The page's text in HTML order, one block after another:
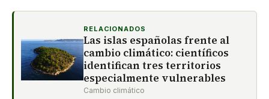
RELACIONADOS
Las islas españolas frente al
cambio climático: científicos
identifican tres territorios
especialmente vulnerables
Cambio climático